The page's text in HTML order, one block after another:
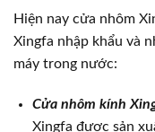
Hiện nay cửa nhôm
Xingfa nhập khẩu và
máy trong nước:
Cửa nhôm kính
Xingfa được sản